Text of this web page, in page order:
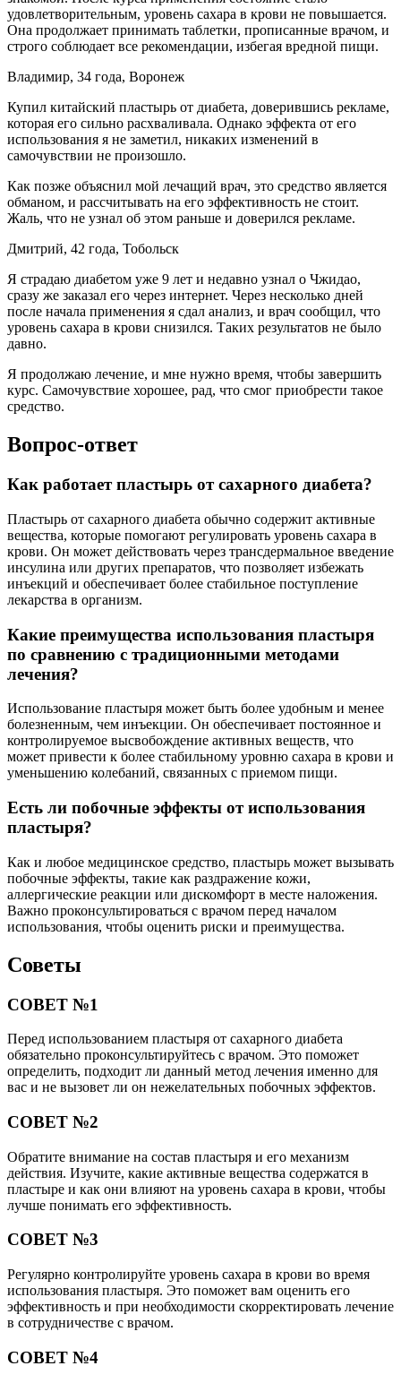
удовлетворительным, уровень сахара в крови не повышается.
Она продолжает принимать таблетки, прописанные врачом, и
строго соблюдает все рекомендации, избегая вредной пищи.
Владимир, 34 года, Воронеж
Купил китайский пластырь от диабета, доверившись рекламе,
которая его сильно расхваливала. Однако эффекта от его
использования я не заметил, никаких изменений в
самочувствии не произошло.
Как позже объяснил мой лечащий врач, это средство является
обманом, и рассчитывать на его эффективность не стоит.
Жаль, что не узнал об этом раньше и доверился рекламе.
Дмитрий, 42 года, Тобольск
Я страдаю диабетом уже 9 лет и недавно узнал о Чжидао,
сразу же заказал его через интернет. Через несколько дней
после начала применения я сдал анализ, и врач сообщил, что
уровень сахара в крови снизился. Таких результатов не было
давно.
Я продолжаю лечение, и мне нужно время, чтобы завершить
курс. Самочувствие хорошее, рад, что смог приобрести такое
средство.
Вопрос-ответ
Как работает пластырь от сахарного диабета?
Пластырь от сахарного диабета обычно содержит активные
вещества, которые помогают регулировать уровень сахара в
крови. Он может действовать через трансдермальное введение
инсулина или других препаратов, что позволяет избежать
инъекций и обеспечивает более стабильное поступление
лекарства в организм.
Какие преимущества использования пластыря
по сравнению с традиционными методами
лечения?
Использование пластыря может быть более удобным и менее
болезненным, чем инъекции. Он обеспечивает постоянное и
контролируемое высвобождение активных веществ, что
может привести к более стабильному уровню сахара в крови и
уменьшению колебаний, связанных с приемом пищи.
Есть ли побочные эффекты от использования
пластыря?
Как и любое медицинское средство, пластырь может вызывать
побочные эффекты, такие как раздражение кожи,
аллергические реакции или дискомфорт в месте наложения.
Важно проконсультироваться с врачом перед началом
использования, чтобы оценить риски и преимущества.
Советы
СОВЕТ №1
Перед использованием пластыря от сахарного диабета
обязательно проконсультируйтесь с врачом. Это поможет
определить, подходит ли данный метод лечения именно для
вас и не вызовет ли он нежелательных побочных эффектов.
СОВЕТ №2
Обратите внимание на состав пластыря и его механизм
действия. Изучите, какие активные вещества содержатся в
пластыре и как они влияют на уровень сахара в крови, чтобы
лучше понимать его эффективность.
СОВЕТ №3
Регулярно контролируйте уровень сахара в крови во время
использования пластыря. Это поможет вам оценить его
эффективность и при необходимости скорректировать лечение
в сотрудничестве с врачом.
СОВЕТ №4